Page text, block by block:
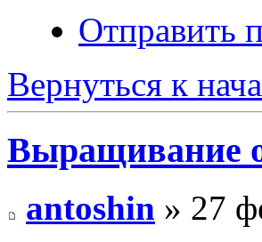
Отправить
Вернуться к
Выращивание
antoshin » 27